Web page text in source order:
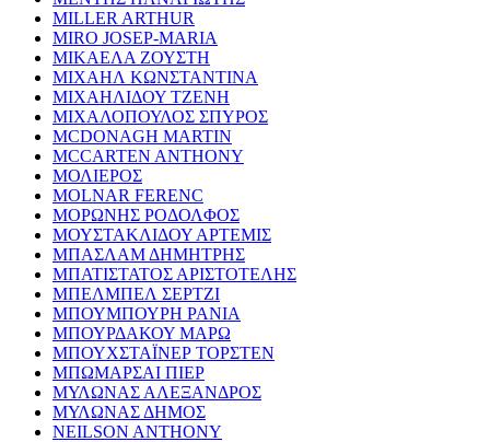
MILLER ARTHUR
MIRO JOSEP-MARIA
ΜΙΚΑΕΛΑ ΖΟΥΣΤΗ
ΜΙΧΑΗΛ ΚΩΝΣΤΑΝΤΙΝΑ
ΜΙΧΑΗΛΙΔΟΥ ΤΖΕΝΗ
ΜΙΧΑΛΟΠΟΥΛΟΣ ΣΠΥΡΟΣ
MCDONAGH MARTIN
MCCARTEN ANTHONY
ΜΟΛΙΕΡΟΣ
MOLNAR FERENC
ΜΟΡΩΝΗΣ ΡΟΔΟΛΦΟΣ
ΜΟΥΣΤΑΚΛΙΔΟΥ ΑΡΤΕΜΙΣ
ΜΠΑΣΛΑΜ ΔΗΜΗΤΡΗΣ
ΜΠΑΤΙΣΤΑΤΟΣ ΑΡΙΣΤΟΤΕΛΗΣ
ΜΠΕΛΜΠΕΛ ΣΕΡΤΖΙ
ΜΠΟΥΜΠΟΥΡΗ ΡΑΝΙΑ
ΜΠΟΥΡΔΑΚΟΥ ΜΑΡΩ
ΜΠΟΥΧΣΤΑΪΝΕΡ ΤΟΡΣΤΕΝ
ΜΠΩΜΑΡΣΑΙ ΠΙΕΡ
ΜΥΛΩΝΑΣ ΑΛΕΞΑΝΔΡΟΣ
ΜΥΛΩΝΑΣ ΔΗΜΟΣ
NEILSON ANTHONY